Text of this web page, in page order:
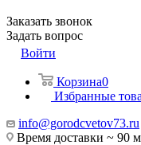
Заказать звонок
Задать вопрос
Войти
Корзина0
Избранные
info@gorodcvetov73.ru
Время доставки ~ 90